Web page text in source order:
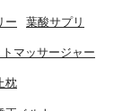
ー 葉酸サプリ
マッサージャー
枕